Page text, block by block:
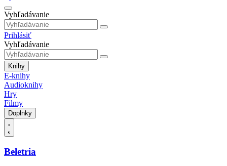
Vyhľadávanie
Prihlásiť
Vyhľadávanie
Knihy
E-knihy
Audioknihy
Hry
Filmy
Doplnky
Beletria